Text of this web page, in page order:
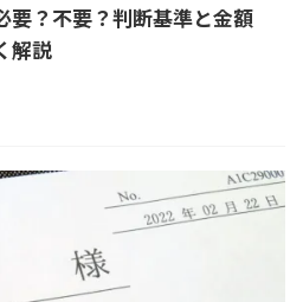
要？不要？判断基準と金額
解説